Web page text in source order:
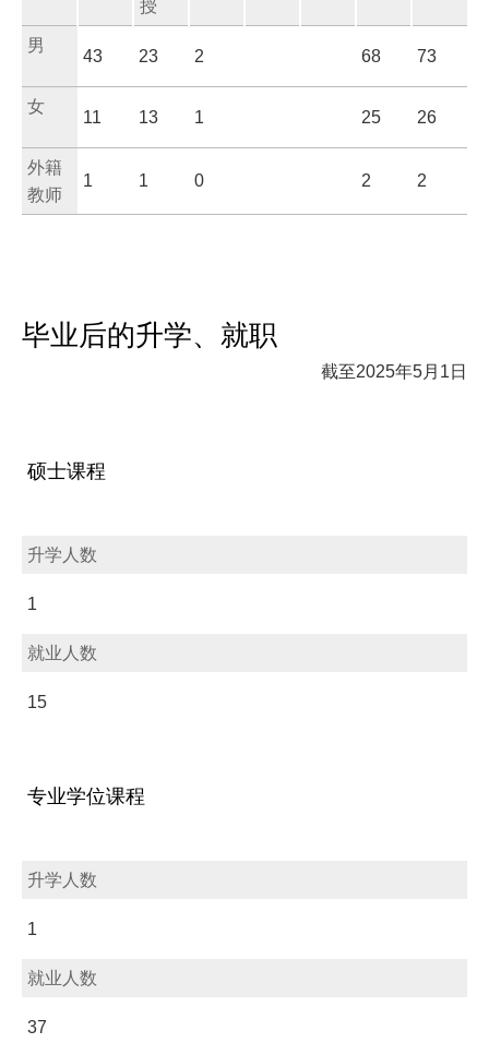
授
男
43 23 2 68 73
女
11 13 1 25 26
外籍
教师
1 1 0 2 2
毕业后的升学、就职
截至2025年5月1日
硕士课程
升学人数
1
就业人数
15
专业学位课程
升学人数
1
就业人数
37